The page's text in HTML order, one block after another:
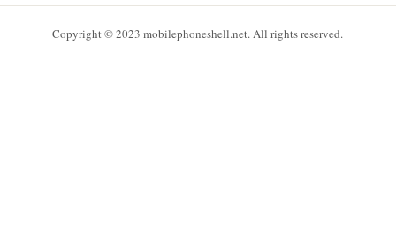
Copyright © 2023 mobilephoneshell.net. All rights reserved.